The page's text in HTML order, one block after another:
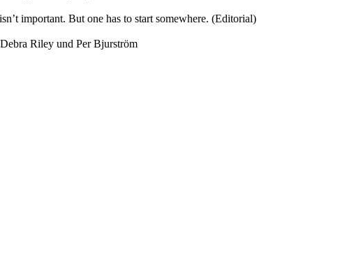
important. But one has to start somewhere. (Editorial)
Riley und Per Bjurström